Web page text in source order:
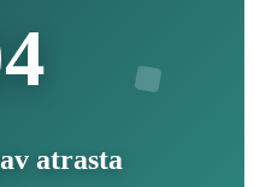
4
atrasta